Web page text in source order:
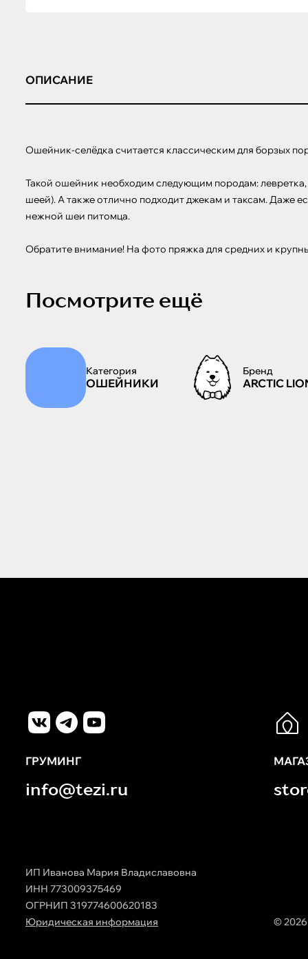
ОПИСАНИЕ
Ошейник-селёдка считается классическим для борзых
Такой ошейник необходим следующим породам:
шеей). А также отлично подходит джекам и таксам. Даже
нежной шеи питомца.
Обратите внимание! На фото пряжка для средних и
Посмотрите ещё
Категория
ОШЕЙНИКИ
Бренд
ARCTIC
ГРУМИНГ
info@tezi.ru
ИП Иванова Мария Владиславовна
ИНН 773009375469
ОГРНИП 319774600620183
Юридическая информация
©